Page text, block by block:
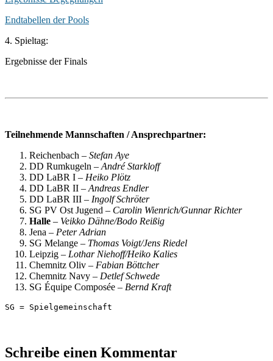
Endtabellen der Pools
4. Spieltag:
Ergebnisse der Finals
Teilnehmende Mannschaften / Ansprechpartner:
Reichenbach – Stefan Aye
DD Rumkugeln – André Starkloff
DD LaBR I – Heiko Plötz
DD LaBR II – Andreas Endler
DD LaBR III – Ingolf Schröter
SG PV Ost Jugend – Carolin Wienrich/Gunnar Richter
Halle – Veikko Dähne/Bodo Reißig
Jena – Peter Adrian
SG Melange – Thomas Voigt/Jens Riedel
Leipzig – Lothar Niehoff/Heiko Kalies
Chemnitz Oliv – Fabian Böttcher
Chemnitz Navy – Detlef Schwede
SG Équipe Composée – Bernd Kraft
SG = Spielgemeinschaft
Schreibe einen Kommentar